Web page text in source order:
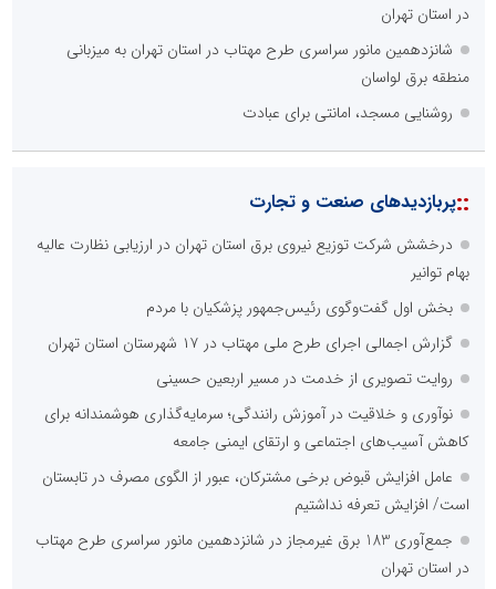
در استان تهران
شانزدهمین مانور سراسری طرح مهتاب در استان تهران به میزبانی
منطقه برق لواسان
روشنایی مسجد، امانتی برای عبادت
::پربازدیدهای صنعت و تجارت
درخشش شرکت توزیع نیروی برق استان تهران در ارزیابی نظارت عالیه
بهام توانیر
بخش اول گفت‌وگوی رئیس‌جمهور پزشکیان با مردم
گزارش اجمالی اجرای طرح ملی مهتاب در ۱۷ شهرستان استان تهران
روایت تصویری از خدمت در مسیر اربعین حسینی
نوآوری و خلاقیت در آموزش رانندگی؛ سرمایه‌گذاری هوشمندانه برای
کاهش آسیب‌های اجتماعی و ارتقای ایمنی جامعه
عامل افزایش قبوض برخی مشترکان، عبور از الگوی مصرف در تابستان
است/ افزایش تعرفه نداشتیم
جمع‌آوری 183 برق غیرمجاز در شانزدهمین مانور سراسری طرح مهتاب
در استان تهران